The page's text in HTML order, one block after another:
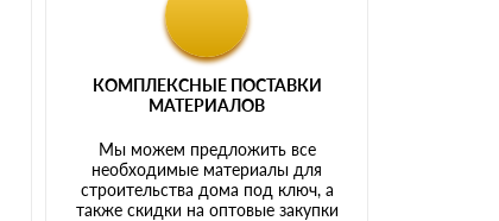
КОМПЛЕКСНЫЕ ПОСТАВКИ
МАТЕРИАЛОВ
Мы можем предложить все
необходимые материалы для
строительства дома под ключ, а
также скидки на оптовые закупки